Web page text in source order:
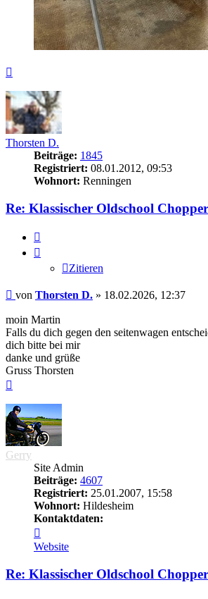
Thorsten D.
Beiträge: 1845
Registriert: 08.01.2012, 09:53
Wohnort: Renningen
Re: Klassischer Oldschool Chopper
Zitieren
Beitrag
von Thorsten D. » 18.02.2026, 12:37
moin Martin
Falls du dich gegen den seitenwagen
dich bitte bei mir
danke und grüße
Gruss Thorsten
Gerry
Site Admin
Beiträge: 4607
Registriert: 25.01.2007, 15:58
Wohnort: Hildesheim
Kontaktdaten:
von
Gerry
Website
Re: Klassischer Oldschool Chopper